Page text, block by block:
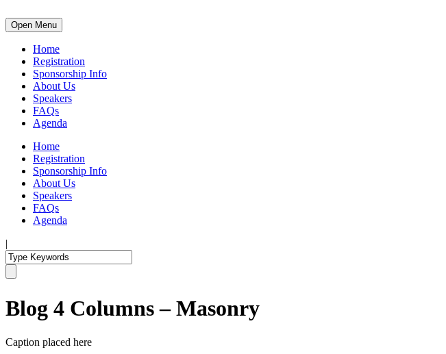
Open Menu
Home
Registration
Sponsorship Info
About Us
Speakers
FAQs
Agenda
Home
Registration
Sponsorship Info
About Us
Speakers
FAQs
Agenda
|
Blog 4 Columns – Masonry
Caption placed here